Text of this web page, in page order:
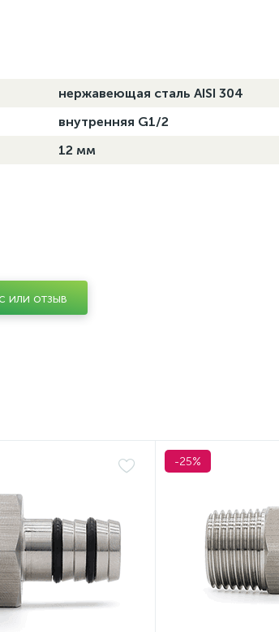
нержавеющая сталь AISI 304
внутренняя G1/2
12 мм
или отзыв
-25%